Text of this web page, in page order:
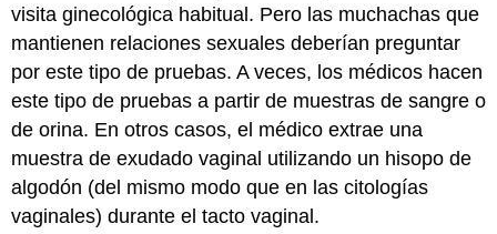
visita ginecológica habitual. Pero las muchachas que
mantienen relaciones sexuales deberían preguntar
por este tipo de pruebas. A veces, los médicos hacen
este tipo de pruebas a partir de muestras de sangre o
de orina. En otros casos, el médico extrae una
muestra de exudado vaginal utilizando un hisopo de
algodón (del mismo modo que en las citologías
vaginales) durante el tacto vaginal.